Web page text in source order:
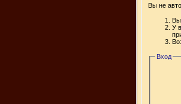
Вы не
Вы
У
Вход